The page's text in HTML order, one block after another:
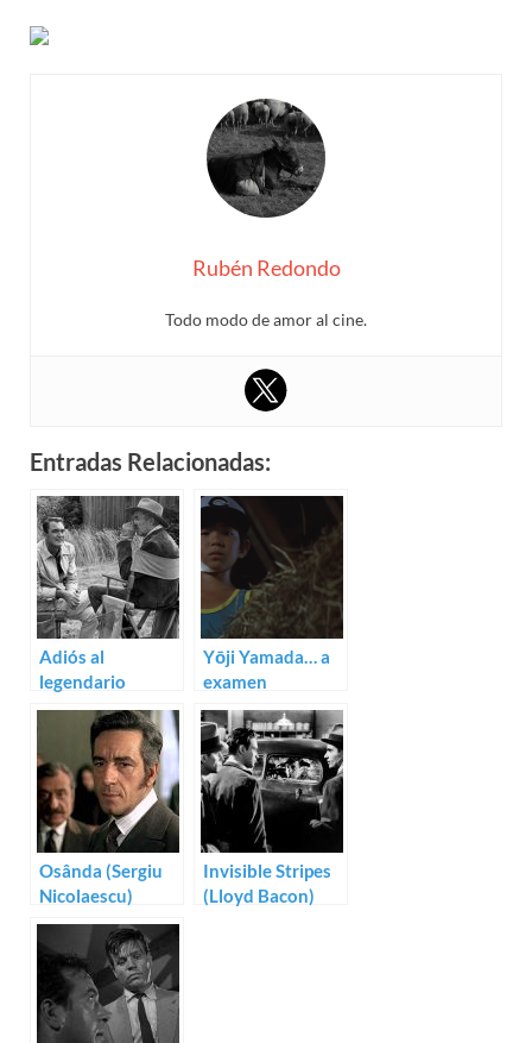
Rubén Redondo
Todo modo de amor al cine.
Entradas Relacionadas:
Adiós al
legendario
director Andrew
V. McLaglen
Yōji Yamada… a
examen
Osânda (Sergiu
Nicolaescu)
Invisible Stripes
(Lloyd Bacon)